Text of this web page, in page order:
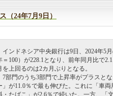
（24年7月9日）
インドネシア中央銀行は9日、2024年5
＝100）が228.1となり、前年同月比で
を上回るのは2カ月ぶりとなる。
7部門のうち3部門で上昇率がプラスと
」が11.0％で最も伸びた。これに「車
・たばこ」が2.6％で続いた。一方、「